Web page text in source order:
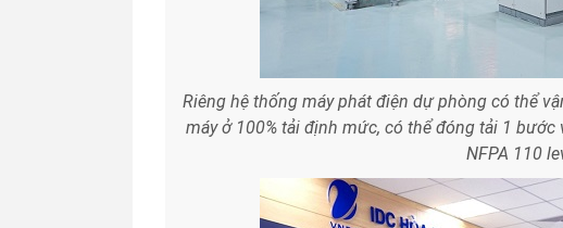
Riêng hệ thống máy phát điện dự phòng có thể
máy ở 100% tải định mức, có thể đóng tải 1
NFPA 110